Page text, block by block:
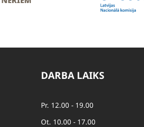
DARBA LAIKS
Pr. 12.00 - 19.00
Ot. 10.00 - 17.00